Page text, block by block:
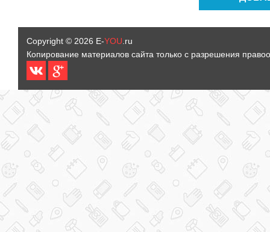
Copyright © 2026 E-YOU .ru
Копирование материалов сайта только с разрешения